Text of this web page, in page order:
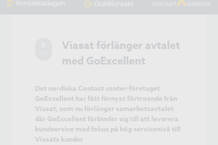
Viasat förlänger avtalet
med GoExcellent
Det nordiska Contact center-företaget
GoExcellent har fått förnyat förtroende från
Viasat, som nu förlänger samarbetsavtalet
där GoExcellent förbinder sig till att leverera
kundservice med fokus på hög servicenivå till
Viasats kunder